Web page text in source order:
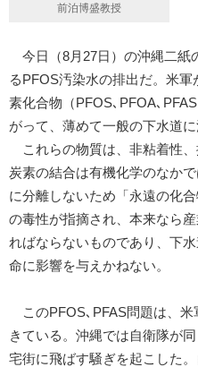
前泊博盛教授
今日（8月27日）の沖縄二紙
るPFOS汚染水の排出だ。米
素化合物（PFOS､PFOA､
がって、薄めて一般の下水道に
これらの物質は、非粘着性
炭素の結合は有機化学のなか
に分離しないため「永遠の化
の毒性が指摘され、本来なら
ればならないものであり、下
命に影響を与えかねない。
このPFOS､PFAS問題は、米
きている。沖縄では自衛隊が
宅街に飛ばす騒ぎを起こした